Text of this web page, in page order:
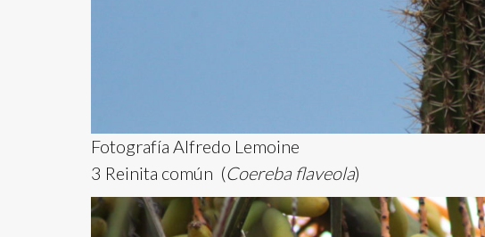
Fotografía Alfredo Lemoine
3 Reinita común (Coereba flaveola)